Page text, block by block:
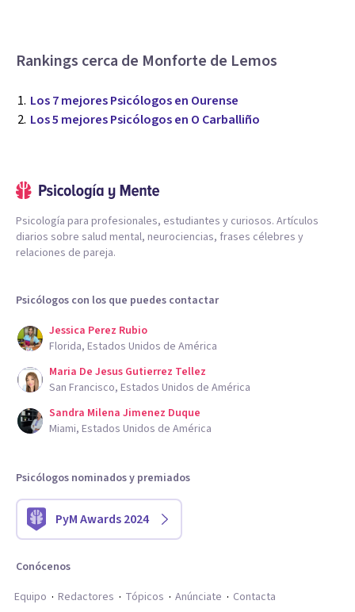
Rankings cerca de Monforte de Lemos
Los 7 mejores Psicólogos en Ourense
Los 5 mejores Psicólogos en O Carballiño
Psicología para profesionales, estudiantes y curiosos. Artículos
diarios sobre salud mental, neurociencias, frases célebres y
relaciones de pareja.
Psicólogos con los que puedes contactar
Jessica Perez Rubio
Florida, Estados Unidos de América
Maria De Jesus Gutierrez Tellez
San Francisco, Estados Unidos de América
Sandra Milena Jimenez Duque
Miami, Estados Unidos de América
Psicólogos nominados y premiados
PyM Awards 2024
Conócenos
Equipo
Redactores Tópicos Anúnciate Contacta